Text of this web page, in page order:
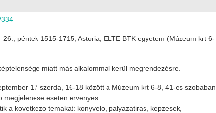
334
péntek 1515-1715, Astoria, ELTE BTK egyetem (Múzeum krt 6-
miatt más alkalommal kerül megrendezésre.
17 szerda, 16-18 között a Múzeum krt 6-8, 41-es szobaban
megjelenese eseten ervenyes.
a kovetkezo temakat: konyvelo, palyazatiras, kepzesek,